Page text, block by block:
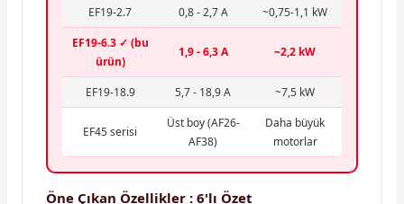
EF19-2.7 0,8 - 2,7 A
~0,75-1,1 kW
EF19-6.3 ✓ (bu
ürün)
1,9 - 6,3 A ~2,2 kW
EF19-18.9 5,7 - 18,9 A ~7,5 kW
EF45 serisi
Üst boy (AF26-
AF38)
Daha büyük
motorlar
Öne Çıkan Özellikler : 6'lı Özet